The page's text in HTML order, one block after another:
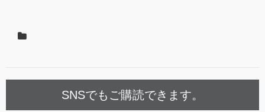
SNSでもご購読できます。